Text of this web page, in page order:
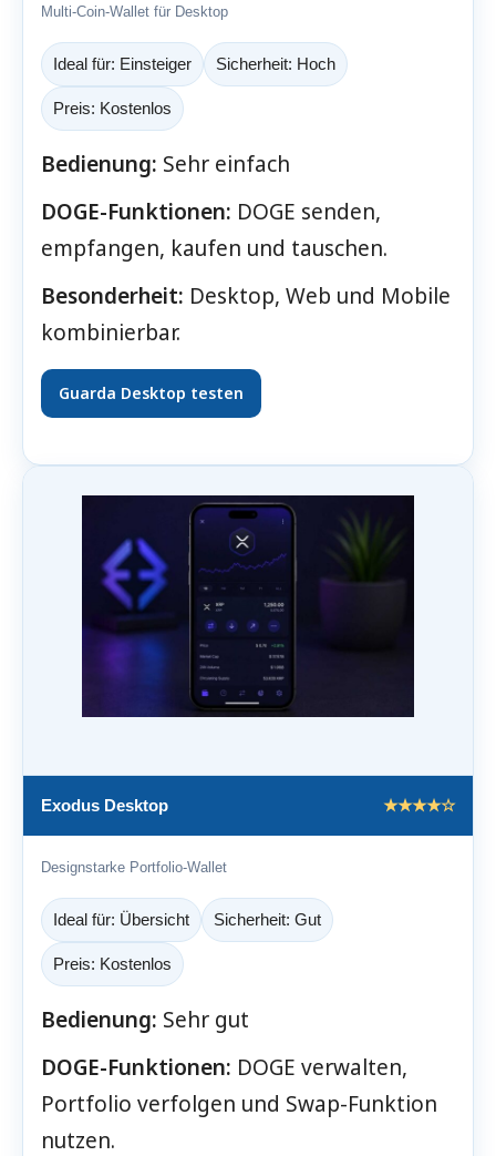
Multi-Coin-Wallet für Desktop
Ideal für: Einsteiger Sicherheit: Hoch
Preis: Kostenlos
Bedienung: Sehr einfach
DOGE-Funktionen: DOGE senden,
empfangen, kaufen und tauschen.
Besonderheit: Desktop, Web und Mobile
kombinierbar.
Guarda Desktop testen
Exodus Desktop ★★★★☆
Designstarke Portfolio-Wallet
Ideal für: Übersicht Sicherheit: Gut
Preis: Kostenlos
Bedienung: Sehr gut
DOGE-Funktionen: DOGE verwalten,
Portfolio verfolgen und Swap-Funktion
nutzen.